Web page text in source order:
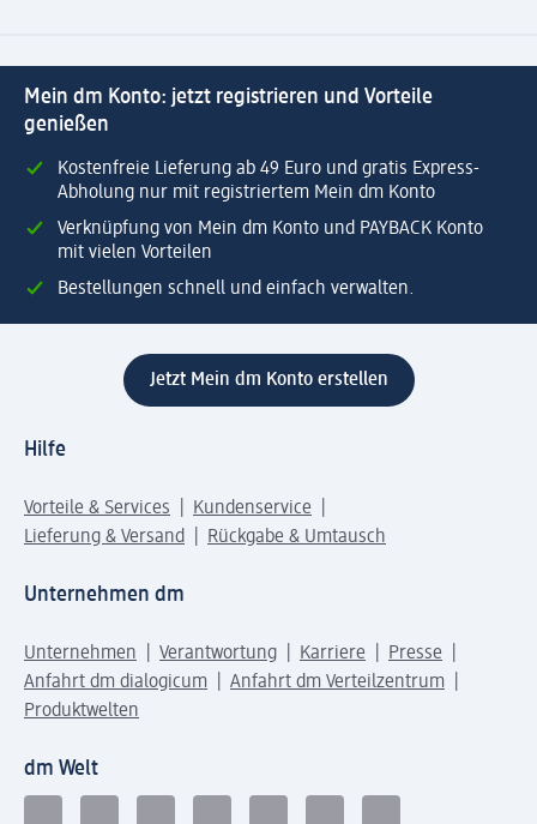
Mein dm Konto: jetzt registrieren und Vorteile
genießen
Kostenfreie Lieferung ab 49 Euro und gratis Express-
Abholung nur mit registriertem Mein dm Konto
Verknüpfung von Mein dm Konto und PAYBACK Konto
mit vielen Vorteilen
Bestellungen schnell und einfach verwalten.
Jetzt Mein dm Konto erstellen
Hilfe
Vorteile & Services
Kundenservice
Lieferung & Versand
Rückgabe & Umtausch
Unternehmen dm
Unternehmen Verantwortung Karriere
Presse
Anfahrt dm dialogicum
Anfahrt dm Verteilzentrum
Produktwelten
dm Welt